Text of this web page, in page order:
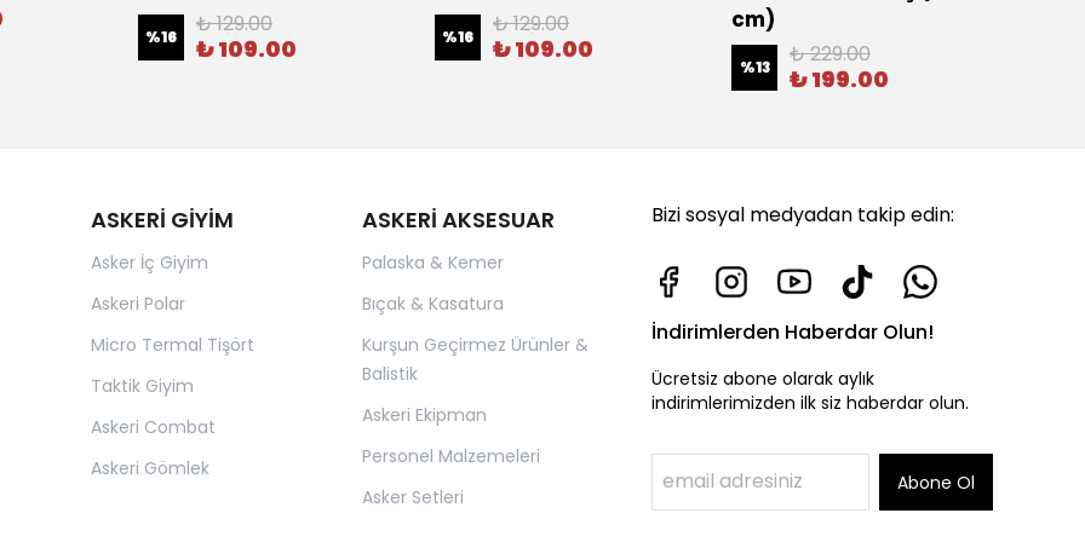
%16 ₺ 129.00
₺ 109.00 %16 ₺ 129.00
₺ 109.00
cm)
%13 ₺ 229.00
₺ 199.00
ASKERİ GİYİM
Asker İç Giyim
Askeri Polar
Micro Termal Tişört
Taktik Giyim
Askeri Combat
Askeri Gömlek
ASKERİ AKSESUAR
Palaska & Kemer
Bıçak & Kasatura
Kurşun Geçirmez Ürünler &
Balistik
Askeri Ekipman
Personel Malzemeleri
Asker Setleri
Bizi sosyal medyadan takip edin:
İndirimlerden Haberdar Olun!
Ücretsiz abone olarak aylık
indirimlerimizden ilk siz haberdar olun.
Abone Ol